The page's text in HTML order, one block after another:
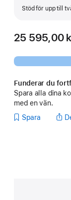
Stöd för upp till
25 595,00
Funderar du
Spara alla dina
med en vän.
Spara